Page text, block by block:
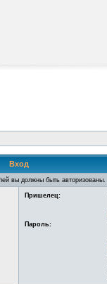
Вход
вы должны быть авторизованы.
Пришелец:
Пароль: